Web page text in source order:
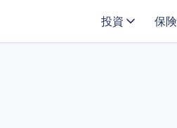
投資 保険